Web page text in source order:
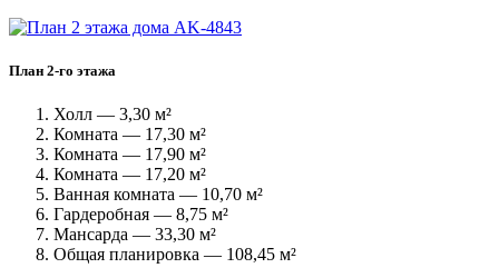
План 2-го этажа
Холл — 3,30 м²
Комната — 17,30 м²
Комната — 17,90 м²
Комната — 17,20 м²
Ванная комната — 10,70 м²
Гардеробная — 8,75 м²
Мансарда — 33,30 м²
Общая планировка — 108,45 м²